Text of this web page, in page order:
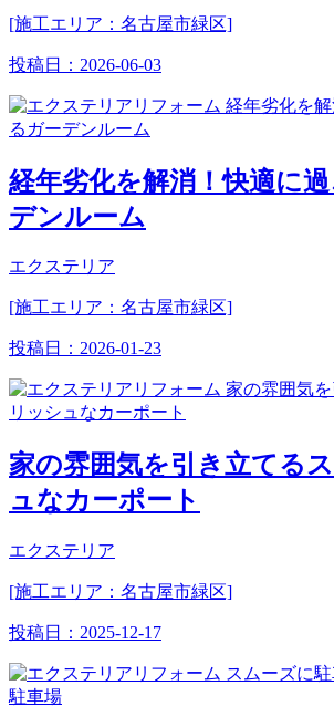
[施工エリア：名古屋市緑区]
投稿日： 2026-06-03
経年劣化を解消！快適に
デンルーム
エクステリア
[施工エリア：名古屋市緑区]
投稿日： 2026-01-23
家の雰囲気を引き立てる
ュなカーポート
エクステリア
[施工エリア：名古屋市緑区]
投稿日： 2025-12-17